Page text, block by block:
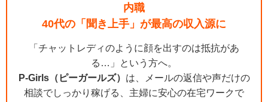
内職
40代の「聞き上手」が最高の収入源に
「チャットレディのように顔を出すのは抵抗があ
る…」という方へ。
P-Girls（ピーガールズ） は、メールの返信や声だけの
相談でしっかり稼げる、主婦に安心の在宅ワークで